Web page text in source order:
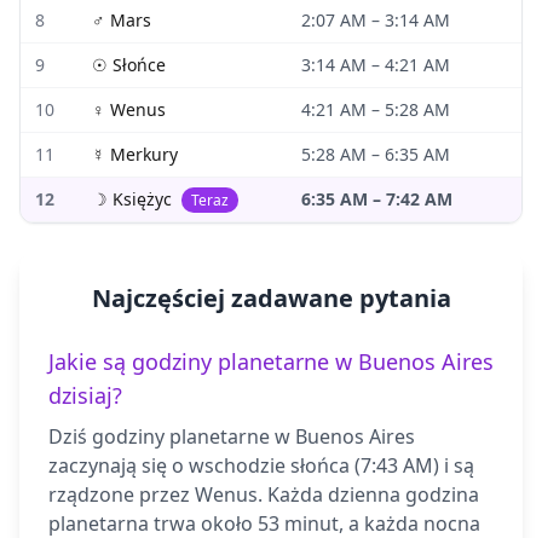
8 ♂ Mars 2:07 AM – 3:14 AM
9
☉ Słońce 3:14 AM – 4:21 AM
10
♀ Wenus 4:21 AM – 5:28 AM
11
☿ Merkury 5:28 AM – 6:35 AM
12
☽ Księżyc Teraz 6:35 AM – 7:42 AM
Najczęściej zadawane pytania
Jakie są godziny planetarne w Buenos Aires
dzisiaj?
Dziś godziny planetarne w Buenos Aires
zaczynają się o wschodzie słońca (7:43 AM) i są
rządzone przez Wenus. Każda dzienna godzina
planetarna trwa około 53 minut, a każda nocna